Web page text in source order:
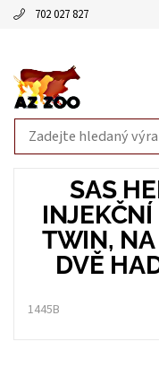
702 027 827
SAS
TWIN,
DVĚ
1445B